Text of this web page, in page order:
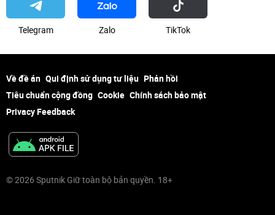
Telegram Zalo ТikТоk
Về đề án Qui định sử dụng tư liệu Phản hồi
Tiêu chuẩn cộng đồng Cookie Chính sách bảo mật
Privacy Feedback
© 2026 Sputnik Giữ toàn bộ bản quyền. 18+